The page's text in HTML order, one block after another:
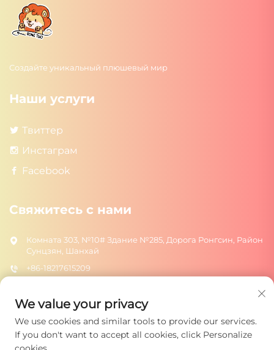
Создайте уникальный плюшевый мир
Наши услуги
Твиттер
Инстаграм
Facebook
Свяжитесь с нами
Комната 303, №10# Здание №285, Дорога Ронгсин, Район
Сунцзян, Шанхай
+86-18217615209
ОТПРАВИТЬ
We value your privacy
We use cookies and similar tools to provide our services.
If you don't want to accept all cookies, click Personalize